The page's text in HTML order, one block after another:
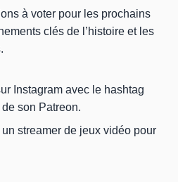
à voter pour les prochains
clés de l’histoire et les
Instagram avec le hashtag
son Patreon.
streamer de jeux vidéo pour